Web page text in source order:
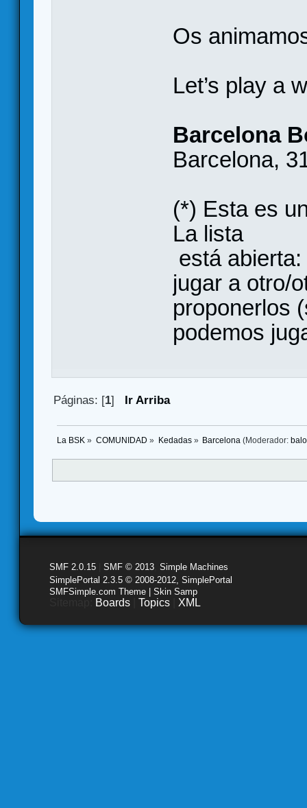
Os
Let’s play a
Barcelona
Barcelona,
(*) Esta es
La lista
está
jugar a otro/
proponerlos
podemos
Páginas: [1] Ir Arriba
La BSK » COMUNIDAD » Kedadas» Barcelona (Moderador:
SMF 2.0.15 SMF © 2013 Simple Machines
SimplePortal 2.3.5 © 2008-2012, SimplePortal
SMFSimple.com Theme | Skin Samp
Boards Topics XML